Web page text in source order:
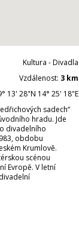
Kultura - Divadla
Vzdálenost: 3 km
13' 28"N 14° 25' 18"E
sadech“
hradu. Jde
divadelního
obdobu
Krumlově.
scénou
Evropě. V letní